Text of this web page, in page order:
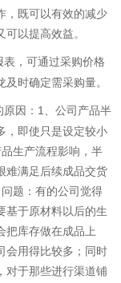
，既可以有效的减少
以提高效益。
表，可通过采购价格
时确定需采购量。
因：1、公司产品半
，即使只是设定较小
生产流程影响，半
难满足后续成品交货
题：有的公司觉得
基于原材料以后的生
把库存做在成品上
会用得比较多；同时
对于那些进行渠道铺